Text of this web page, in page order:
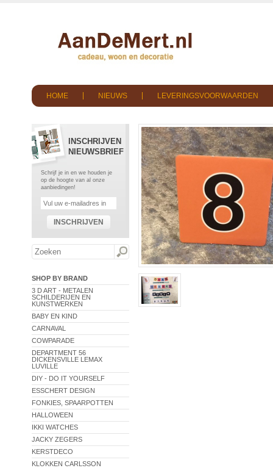
HOME NIEUWS LEVERINGSVOORWAARDEN
INSCHRIJVEN
NIEUWSBRIEF
Schrijf je in en we houden je
op de hoogte van al onze
aanbiedingen!
INSCHRIJVEN
SHOP BY BRAND
3 D ART - METALEN
SCHILDERIJEN EN
KUNSTWERKEN
BABY EN KIND
CARNAVAL
COWPARADE
DEPARTMENT 56
DICKENSVILLE LEMAX
LUVILLE
DIY - DO IT YOURSELF
ESSCHERT DESIGN
FONKIES, SPAARPOTTEN
HALLOWEEN
IKKI WATCHES
JACKY ZEGERS
KERSTDECO
KLOKKEN CARLSSON